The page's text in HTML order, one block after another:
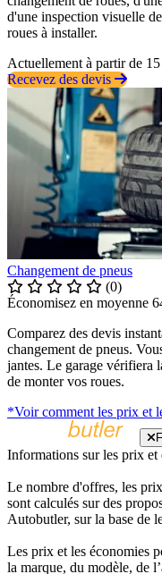
d'une inspection visuelle
roues à installer.
Actuellement à partir de
Recevez des devis
Changement de pneus
(0)
Économisez en moyenne
Comparez des devis
changement de pneus.
jantes. Le garage vérifiera
de monter vos roues.
*Voir comment les prix et
Informations sur les prix et
Le nombre d'offres, les
sont calculés sur des
Autobutler, sur la base de
Les prix et les économies
la marque, du modèle, de